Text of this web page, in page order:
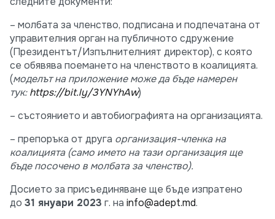
– молбата за членство, подписана и подпечатана от
управителния орган на публичното сдружение
(Президентът/Изпълнителният директор), с която
се обявява поемането на членството в коалицията.
(моделът на приложение може да бъде намерен
тук:https://bit.ly/3YNYhAw)
– състоянието и автобиографията на организацията.
– препоръка от друга организация-членка на
коалицията (само името на тази организация ще
бъде посочено в молбата за членство).
Досието за присъединяване ще бъде изпратено
до 31 януари 2023 г. на info@adept.md.